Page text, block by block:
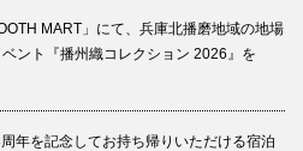
MART」にて、兵庫北播磨地域の地場
ント『播州織コレクション 2026』を
年を記念してお持ち帰りいただける宿泊